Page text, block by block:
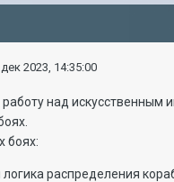
2023, 14:35:00
над искусственным
боях:
распределения